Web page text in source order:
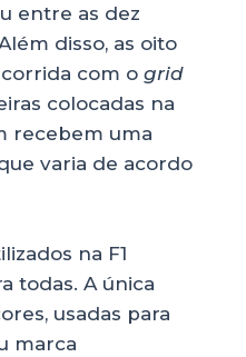
entre as dez
disso, as oito
com o grid
colocadas na
recebem uma
varia de acordo
na F1
todas. A única
usadas para
marca